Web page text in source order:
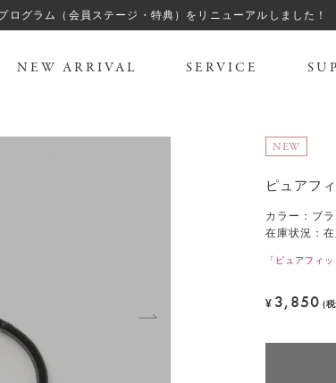
ログラム（会員ステージ・特典）をリニューアルしました！
NEW ARRIVAL SERVICE
NEW
ピュアフ
カラー ： ブラ
在庫状況：在
「ピュアフィ
¥ 3,850 (